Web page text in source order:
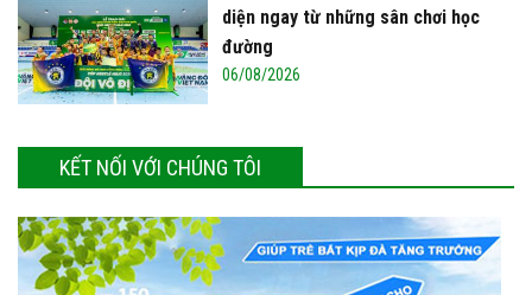
diện ngay từ những sân chơi học
đường
06/08/2026
KẾT NỐI VỚI CHÚNG TÔI